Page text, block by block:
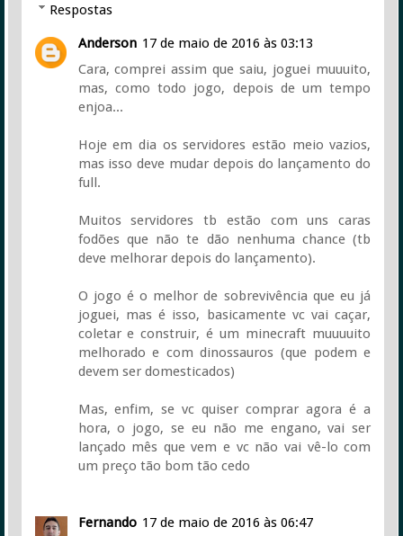
Respostas
Anderson 17 de maio de 2016 às 03:13
Cara, comprei assim que saiu, joguei muuuito,
mas, como todo jogo, depois de um tempo
enjoa...
Hoje em dia os servidores estão meio vazios,
mas isso deve mudar depois do lançamento do
full.
Muitos servidores tb estão com uns caras
fodões que não te dão nenhuma chance (tb
deve melhorar depois do lançamento).
O jogo é o melhor de sobrevivência que eu já
joguei, mas é isso, basicamente vc vai caçar,
coletar e construir, é um minecraft muuuuito
melhorado e com dinossauros (que podem e
devem ser domesticados)
Mas, enfim, se vc quiser comprar agora é a
hora, o jogo, se eu não me engano, vai ser
lançado mês que vem e vc não vai vê-lo com
um preço tão bom tão cedo
Fernando 17 de maio de 2016 às 06:47